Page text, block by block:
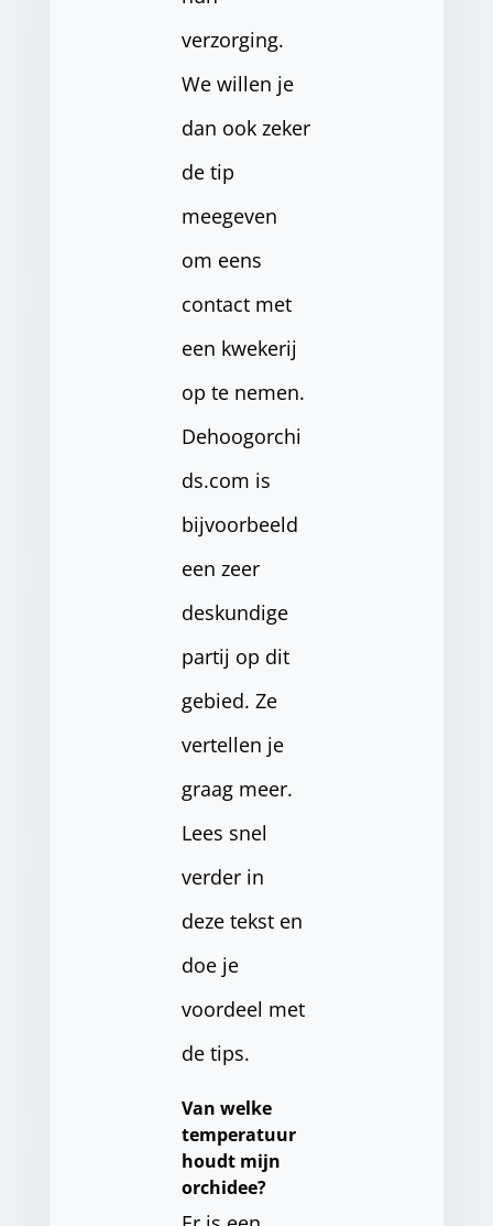
verzorging.
We willen je
dan ook zeker
de tip
meegeven
om eens
contact met
een kwekerij
op te nemen.
Dehoogorchi
ds.com is
bijvoorbeeld
een zeer
deskundige
partij op dit
gebied. Ze
vertellen je
graag meer.
Lees snel
verder in
deze tekst en
doe je
voordeel met
de tips.
Van welke
temperatuur
houdt mijn
orchidee?